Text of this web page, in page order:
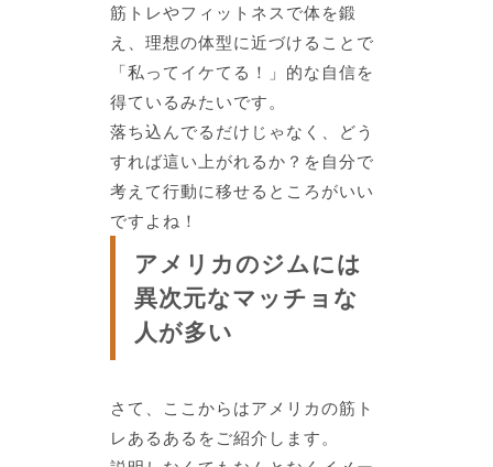
筋トレやフィットネスで体を鍛
え、理想の体型に近づけるこ とで
「私ってイケてる！」的な自信を
得ているみたいです。
落ち込んでるだけじゃなく、どう
すれば這い上がれるか？を自分で
考えて行動に移せるところがいい
ですよね！
アメリカのジムには
異次元なマッチョな
人が多い
さて、ここからはアメリカの筋ト
レあるあるをご紹介します。